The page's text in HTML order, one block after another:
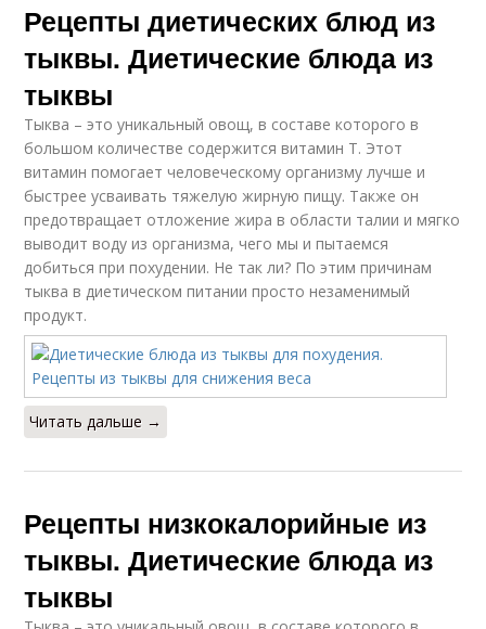
Рецепты диетических блюд из
тыквы. Диетические блюда из
тыквы
Тыква – это уникальный овощ, в составе которого в
большом количестве содержится витамин Т. Этот
витамин помогает человеческому организму лучше и
быстрее усваивать тяжелую жирную пищу. Также он
предотвращает отложение жира в области талии и мягко
выводит воду из организма, чего мы и пытаемся
добиться при похудении. Не так ли? По этим причинам
тыква в диетическом питании просто незаменимый
продукт.
Читать дальше →
Рецепты низкокалорийные из
тыквы. Диетические блюда из
тыквы